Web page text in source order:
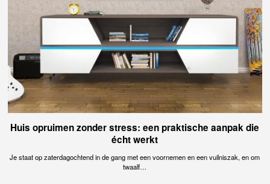
Huis opruimen zonder stress: een praktische aanpak die
écht werkt
Je staat op zaterdagochtend in de gang met een voornemen en een vuilniszak, en om
twaalf…